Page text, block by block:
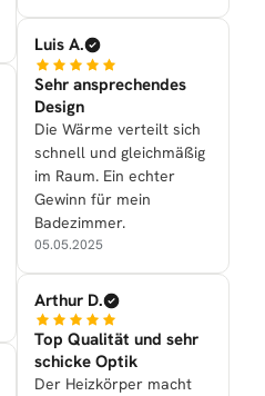
Luis A.
Sehr ansprechendes
Design
Die Wärme verteilt sich
schnell und gleichmäßig
im Raum. Ein echter
Gewinn für mein
Badezimmer.
05.05.2025
Arthur D.
Top Qualität und sehr
schicke Optik
Der Heizkörper macht